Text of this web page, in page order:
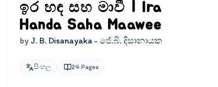
ඉර හඳ සහ මාවී | Ira
Handa Saha Maawee
by J. B. Disanayaka - ජේ.බී. දිසානායක
සිංහල 24 Pages